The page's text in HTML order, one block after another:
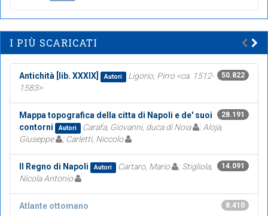
I PIÙ SCARICATI
50.822
Antichità [lib. XXXIX] Autori
Ligorio, Pirro <ca. 1512-
1583>
28.191
Mappa topografica della citta di Napoli e de' suoi
contorni
Autori Carafa, Giovanni, duca di Noia
; Aloja,
Giuseppe
; Carletti, Niccolo
14.091
Il Regno di Napoli Autori Cartaro, Mario
; Stigliola,
Nicola Antonio
8.410
Atlante ottomano